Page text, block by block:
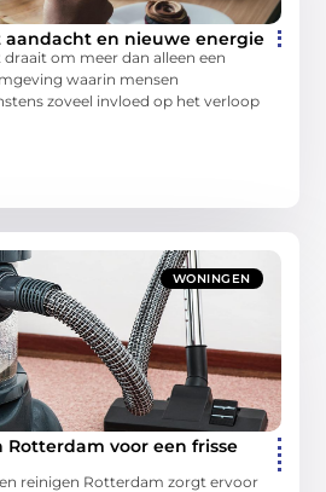
en nieuwe energie
om meer dan alleen een
waarin mensen
zoveel invloed op het verloop
WONINGEN
voor een frisse
reinigen Rotterdam zorgt ervoor